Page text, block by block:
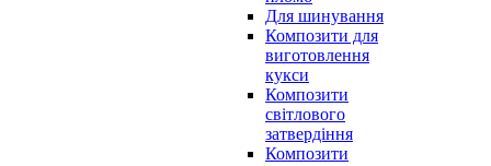
Для шинування
Композити для
виготовлення
кукси
Композити
світлового
затвердіння
Композити